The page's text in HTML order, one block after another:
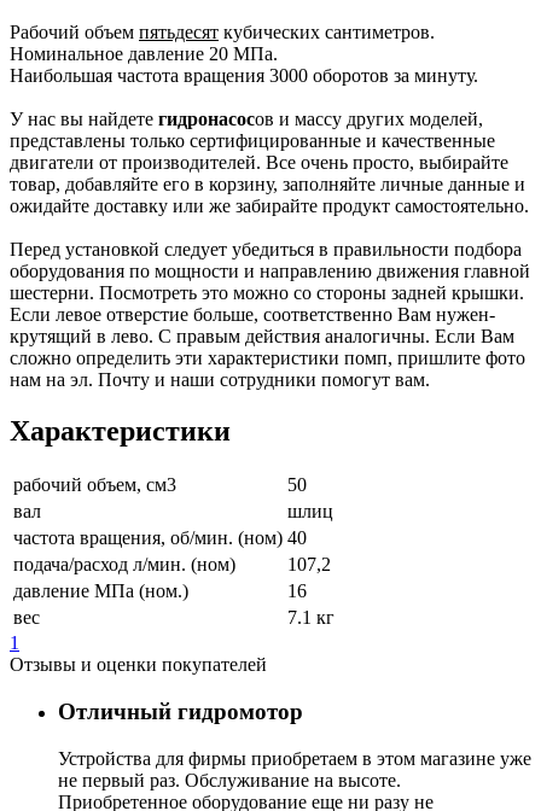
Рабочий объем пятьдесят кубических сантиметров.
Номинальное давление 20 МПа.
Наибольшая частота вращения 3000 оборотов за минуту.
У нас вы найдете гидронасосов и массу других моделей,
представлены только сертифицированные и качественные
двигатели от производителей. Все очень просто, выбирайте
товар, добавляйте его в корзину, заполняйте личные данные и
ожидайте доставку или же забирайте продукт самостоятельно.
Перед установкой следует убедиться в правильности подбора
оборудования по мощности и направлению движения главной
шестерни. Посмотреть это можно со стороны задней крышки.
Если левое отверстие больше, соответственно Вам нужен-
крутящий в лево. С правым действия аналогичны. Если Вам
сложно определить эти характеристики помп, пришлите фото
нам на эл. Почту и наши сотрудники помогут вам.
Характеристики
рабочий объем, см3
50
вал
шлиц
частота вращения, об/мин. (ном) 40
подача/расход л/мин. (ном)
107,2
давление МПа (ном.)
16
вес
7.1 кг
1
Отзывы и оценки покупателей
Отличный гидромотор
Устройства для фирмы приобретаем в этом магазине уже
не первый раз. Обслуживание на высоте.
Приобретенное оборудование еще ни разу не